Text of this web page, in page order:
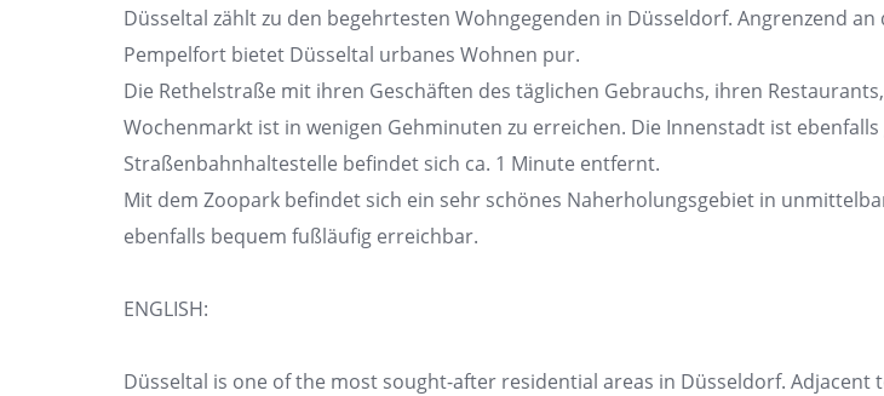
Düsseltal zählt zu den begehrtesten Wohngegenden in Düsseldorf. Angrenzend
Pempelfort bietet Düsseltal urbanes Wohnen pur.
Die Rethelstraße mit ihren Geschäften des täglichen Gebrauchs, ihren
Wochenmarkt ist in wenigen Gehminuten zu erreichen. Die Innenstadt ist
Straßenbahnhaltestelle befindet sich ca. 1 Minute entfernt.
Mit dem Zoopark befindet sich ein sehr schönes Naherholungsgebiet in
ebenfalls bequem fußläufig erreichbar.
ENGLISH:
Düsseltal is one of the most sought-after residential areas in Düsseldorf.